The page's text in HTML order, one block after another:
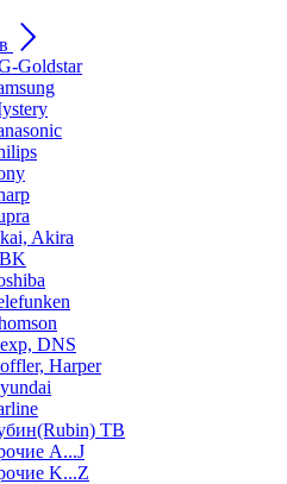
Goldstar
Akira
DNS
Harper
ТВ
A...J
K...Z